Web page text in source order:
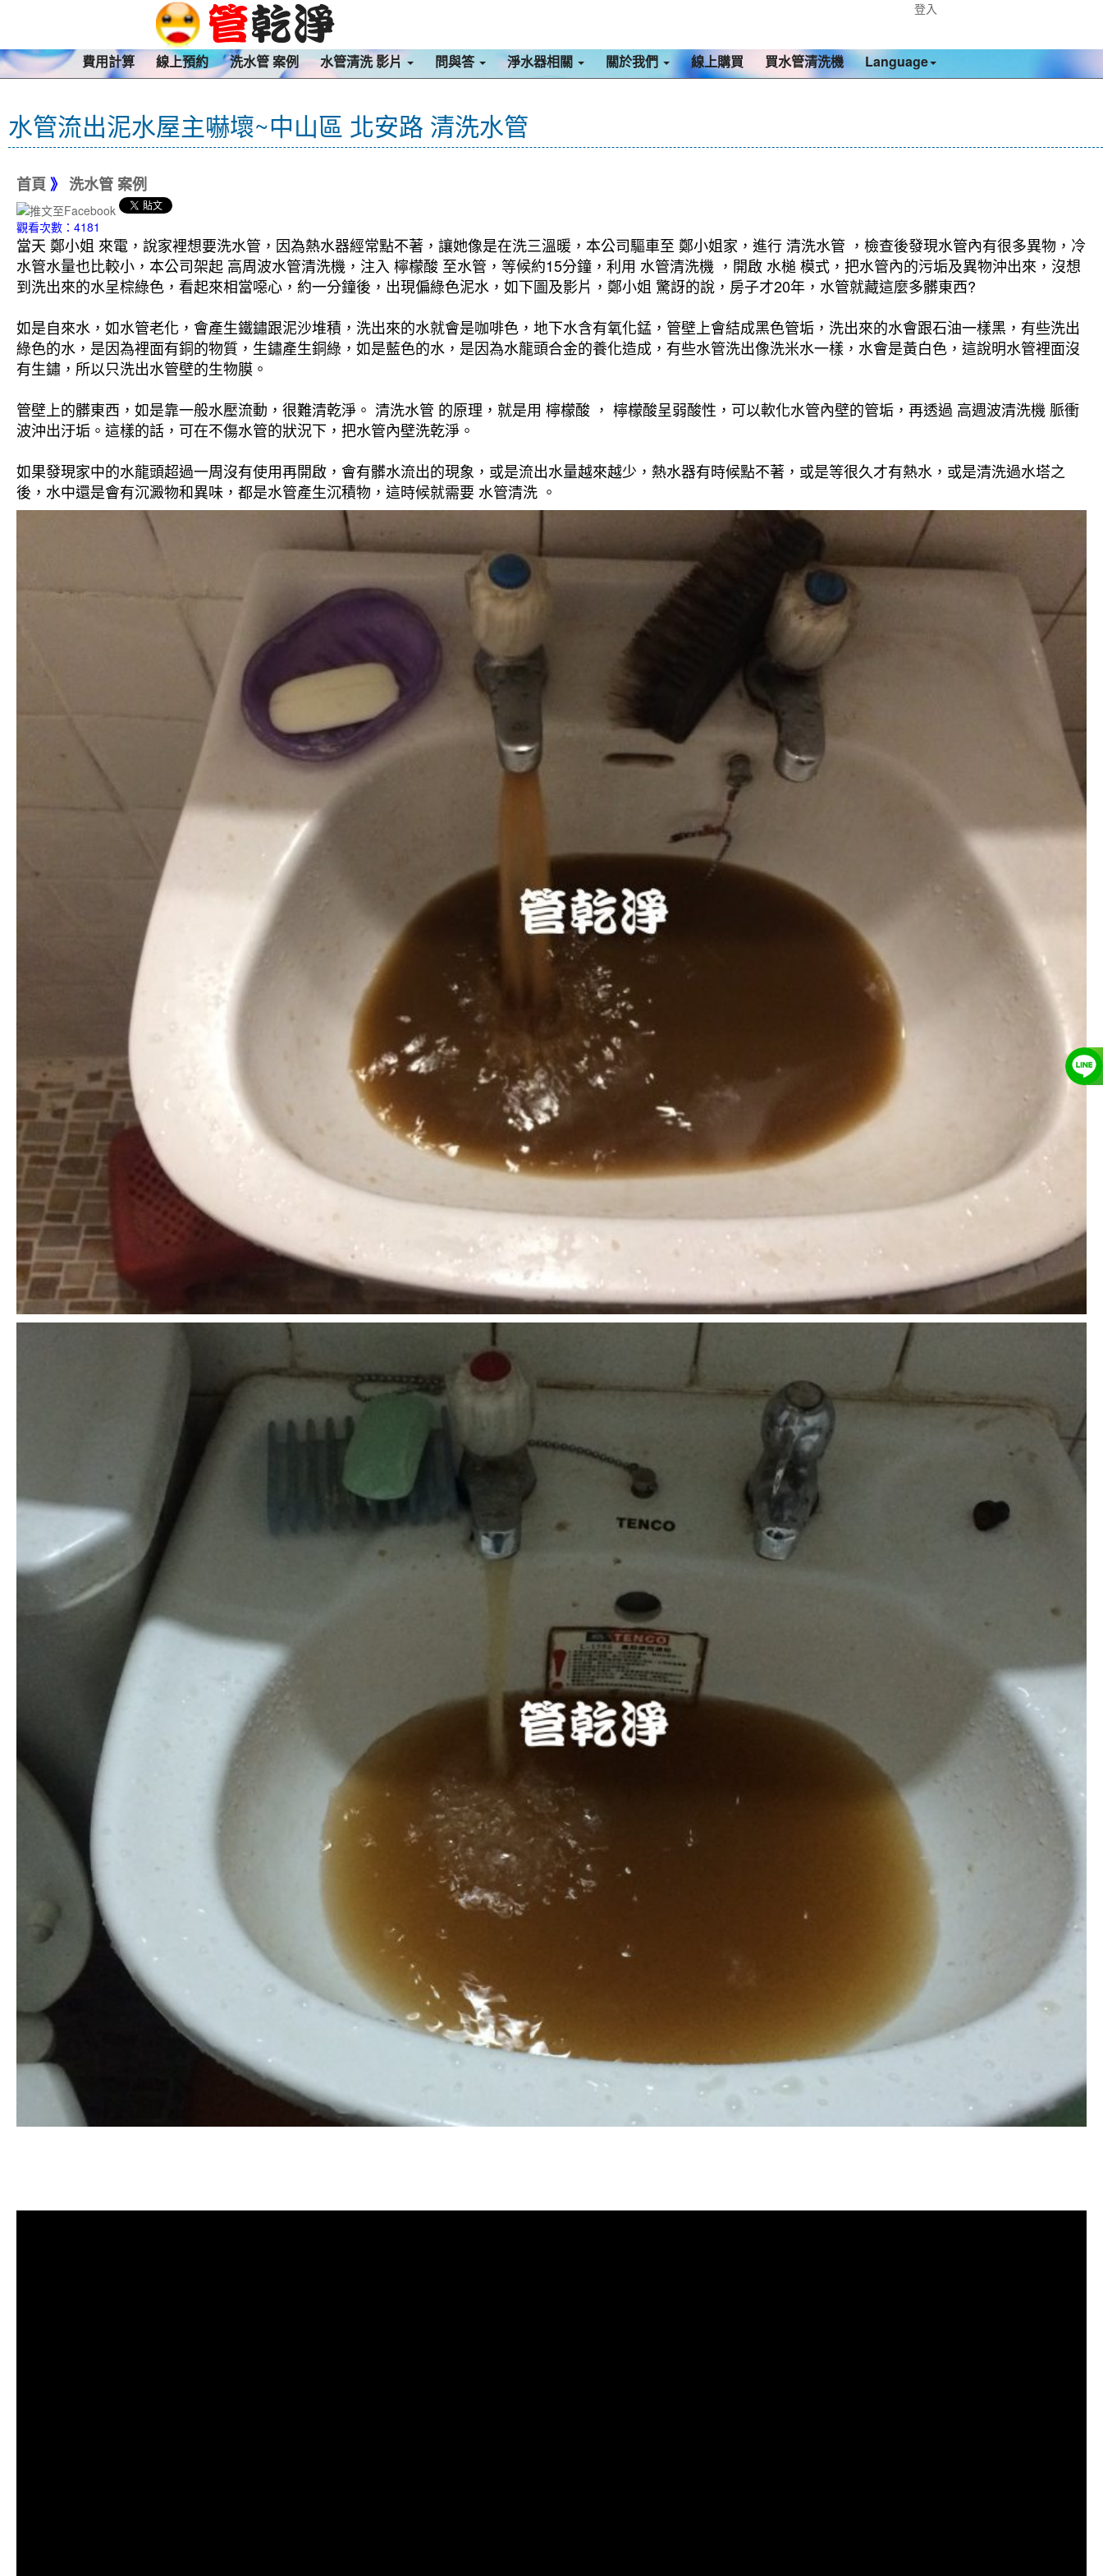
登入
費用計算 線上預約 洗水管 案例 水管清洗 影片 問與答 淨水器相關 關於我們 線上購買 買水管清洗機 Language
水管流出泥水屋主嚇壞~中山區 北安路 清洗水管
首頁 》 洗水管 案例
觀看次數：4181
當天 鄭小姐 來電，說家裡想要洗水管，因為熱水器經常點不著，讓她像是在洗三溫暖，本公司驅車至 鄭小姐家，進行 清洗水管 ，檢查後發現水管內有很多異物，冷
水管水量也比較小，本公司架起 高周波水管清洗機，注入 檸檬酸 至水管，等候約15分鐘，利用 水管清洗機 ，開啟 水槌 模式，把水管內的污垢及異物沖出來，沒想
到洗出來的水呈棕綠色，看起來相當噁心，約一分鐘後，出現偏綠色泥水，如下圖及影片，鄭小姐 驚訝的說，房子才20年，水管就藏這麼多髒東西?
如是自來水，如水管老化，會產生鐵鏽跟泥沙堆積，洗出來的水就會是咖啡色，地下水含有氧化錳，管壁上會結成黑色管垢，洗出來的水會跟石油一樣黑，有些洗出
綠色的水，是因為裡面有銅的物質，生鏽產生銅綠，如是藍色的水，是因為水龍頭合金的養化造成，有些水管洗出像洗米水一樣，水會是黃白色，這說明水管裡面沒
有生鏽，所以只洗出水管壁的生物膜。
管壁上的髒東西，如是靠一般水壓流動，很難清乾淨。 清洗水管 的原理，就是用 檸檬酸 ， 檸檬酸呈弱酸性，可以軟化水管內壁的管垢，再透過 高週波清洗機 脈衝
波沖出汙垢。這樣的話，可在不傷水管的狀況下，把水管內壁洗乾淨。
如果發現家中的水龍頭超過一周沒有使用再開啟，會有髒水流出的現象，或是流出水量越來越少，熱水器有時候點不著，或是等很久才有熱水，或是清洗過水塔之
後，水中還是會有沉澱物和異味，都是水管產生沉積物，這時候就需要 水管清洗 。